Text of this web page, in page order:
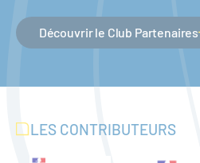
Découvrir le Club Partenaires
LES CONTRIBUTEURS